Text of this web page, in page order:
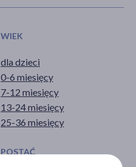
WIEK
dla dzieci
0-6 miesięcy
7-12 miesięcy
13-24 miesięcy
25-36 miesięcy
POSTAĆ